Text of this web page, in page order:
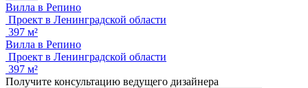
Вилла в Репино
Проект в Ленинградской области
397 м²
Вилла в Репино
Проект в Ленинградской области
397 м²
Получите консультацию ведущего дизайнера